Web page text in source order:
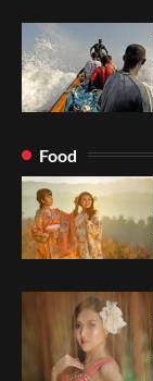
Food